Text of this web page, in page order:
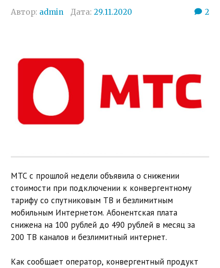
Автор: admin Дата:29.11.2020 2
МТС с прошлой недели объявила о снижении
стоимости при подключении к конвергентному
тарифу со спутниковым ТВ и безлимитным
мобильным Интернетом. Абонентская плата
снижена на 100 рублей до 490 рублей в месяц за
200 ТВ каналов и безлимитный интернет.
Как сообщает оператор, конвергентный продукт